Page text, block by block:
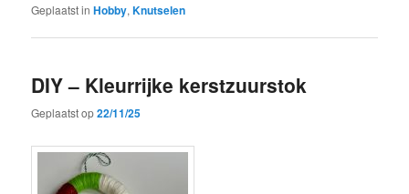
Geplaatst in Hobby,Knutselen
DIY – Kleurrijke kerstzuurstok
Geplaatst op22/11/25